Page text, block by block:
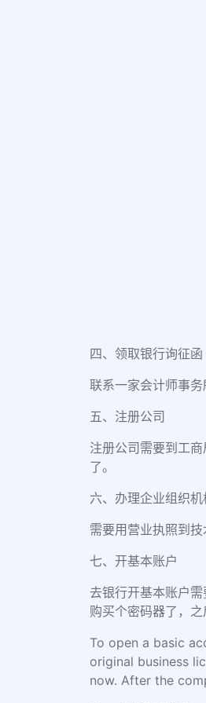
四、领取银行询征函
联系一家会计师事务
五、注册公司
注册公司需要到工
了。
六、办理企业组织
需要用营业执照到
七、开基本账户
去银行开基本账户
购买个密码器了，
To open a basic
original business
now. After the